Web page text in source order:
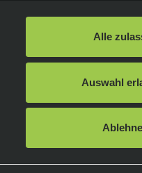
Alle
Auswahl
Schneller Versand
Hellmann